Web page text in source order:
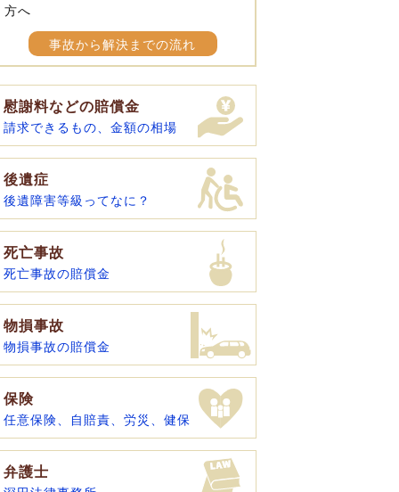
方へ
事故から解決までの流れ
慰謝料などの賠償金
請求できるもの、金額の相場
後遺症
後遺障害等級ってなに？
死亡事故
死亡事故の賠償金
物損事故
物損事故の賠償金
保険
任意保険、自賠責、労災、健保
弁護士